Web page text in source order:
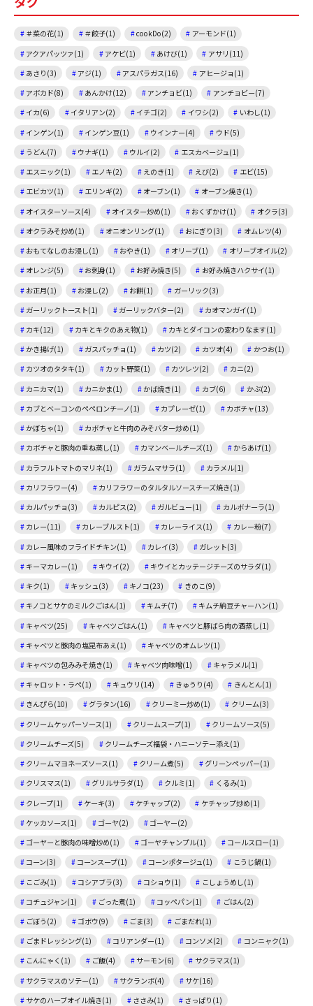
＃菜の花(1) ＃餃子(1) cookDo(2)
アーモンド(1)
アクアパッツァ(1)
アケビ(1) あけび(1)
アサリ(11)
あさり(3)
アジ(1) アスパラガス(16)
アヒージョ(1)
アボカド(8)
あんかけ(12) アンチョビ(1)
アンチョビー(7)
イカ(6)
イタリアン(2) イチゴ(2) イワシ(2)
いわし(1)
インゲン(1)
インゲン豆(1) ウインナー(4)
ウド(5)
うどん(7)
ウナギ(1) ウルイ(2)
エスカベージュ(1)
エスニック(1)
エノキ(2) えのき(1) えび(2)
エビ(15)
エビカツ(1)
エリンギ(2) オーブン(1)
オーブン焼き(1)
オイスターソース(4)
オイスター炒め(1) おくずかけ(1)
オクラ(3)
オクラみそ炒め(1)
オニオンリング(1) おにぎり(3)
オムレツ(4)
おもてなしのお浸し(1)
おやき(1) オリーブ(1)
オリーブオイル(2)
オレンジ(5)
お刺身(1) お好み焼き(5)
お好み焼きハクサイ(1)
お正月(1)
お浸し(2) お餅(1)
ガーリック(3)
ガーリックトースト(1)
ガーリックバター(2)
カオマンガイ(1)
カキ(12)
カキとキクのあえ物(1)
カキとダイコンの変わりなます(1)
かき揚げ(1)
ガスパッチョ(1) カツ(2) カツオ(4)
かつお(1)
カツオのタタキ(1)
カット野菜(1) カツレツ(2)
カニ(2)
カニカマ(1)
カニかま(1) かば焼き(1) カブ(6)
かぶ(2)
カブとベーコンのペペロンチーノ(1)
カプレーゼ(1)
カボチャ(13)
かぼちゃ(1)
カボチャと牛肉のみそバター炒め(1)
カボチャと豚肉の重ね蒸し(1)
カマンベールチーズ(1)
からあげ(1)
カラフルトマトのマリネ(1)
ガラムマサラ(1)
カラメル(1)
カリフラワー(4)
カリフラワーのタルタルソースチーズ焼き(1)
カルパッチョ(3)
カルピス(2) ガルビュー(1)
カルボナーラ(1)
カレー(11)
カレーブルスト(1) カレーライス(1)
カレー粉(7)
カレー風味のフライドチキン(1)
カレイ(3)
ガレット(3)
キーマカレー(1)
キウイ(2)
キウイとカッテージチーズのサラダ(1)
キク(1)
キッシュ(3) キノコ(23)
きのこ(9)
キノコとサケのミルクごはん(1)
キムチ(7)
キムチ納豆チャーハン(1)
キャベツ(25)
キャベツごはん(1)
キャベツと豚ばら肉の酒蒸し(1)
キャベツと豚肉の塩昆布あえ(1)
キャベツのオムレツ(1)
キャベツの包みみそ焼き(1)
キャベツ肉味噌(1)
キャラメル(1)
キャロット・ラペ(1)
キュウリ(14) きゅうり(4)
きんとん(1)
きんぴら(10)
グラタン(16) クリーミー炒め(1)
クリーム(3)
クリームケッパーソース(1)
クリームスープ(1)
クリームソース(5)
クリームチーズ(5)
クリームチーズ福袋・ハニーソテー添え(1)
クリームマヨネーズソース(1)
クリーム煮(5)
グリーンペッパー(1)
クリスマス(1)
グリルサラダ(1) クルミ(1)
くるみ(1)
クレープ(1)
ケーキ(3) ケチャップ(2)
ケチャップ炒め(1)
ケッカソース(1)
ゴーヤ(2)
ゴーヤー(2)
ゴーヤーと豚肉の味噌炒め(1)
ゴーヤチャンプル(1)
コールスロー(1)
コーン(3)
コーンスープ(1) コーンポタージュ(1)
こうじ鍋(1)
こごみ(1)
コシアブラ(3) コショウ(1)
こしょうめし(1)
コチュジャン(1)
ごった煮(1) コッペパン(1)
ごはん(2)
ごぼう(2)
ゴボウ(9) ごま(3)
ごまだれ(1)
ごまドレッシング(1)
コリアンダー(1) コンソメ(2)
コンニャク(1)
こんにゃく(1)
ご飯(4) サーモン(6)
サクラマス(1)
サクラマスのソテー(1)
サクランボ(4)
サケ(16)
サケのハーブオイル焼き(1)
ささみ(1)
さっぱり(1)